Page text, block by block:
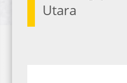
Utara